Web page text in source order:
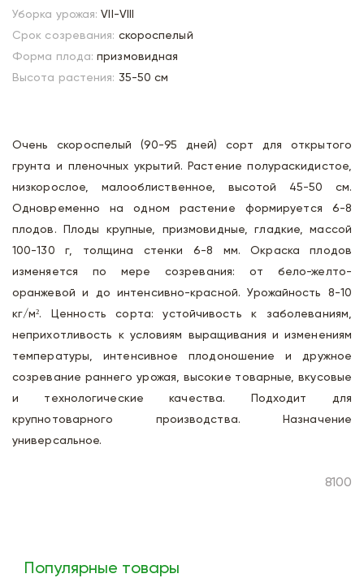
Уборка урожая: VII-VIII
Срок созревания: скороспелый
Форма плода: призмовидная
Высота растения: 35-50 см
Очень скороспелый (90-95 дней) сорт для открытого
грунта и пленочных укрытий. Растение полураскидистое,
низкорослое, малооблиственное, высотой 45-50 см.
Одновременно на одном растение формируется 6-8
плодов. Плоды крупные, призмовидные, гладкие, массой
100-130 г, толщина стенки 6-8 мм. Окраска плодов
изменяется по мере созревания: от бело-желто-
оранжевой и до интенсивно-красной. Урожайность 8-10
кг/м². Ценность сорта: устойчивость к заболеваниям,
неприхотливость к условиям выращивания и изменениям
температуры, интенсивное плодоношение и дружное
созревание раннего урожая, высокие товарные, вкусовые
и технологические качества. Подходит для
крупнотоварного производства. Назначение
универсальное.
8100
Популярные товары